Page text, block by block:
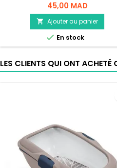
45,00 MAD
 Ajouter au panier
 En stock
LES CLIENTS QUI ONT ACHETÉ